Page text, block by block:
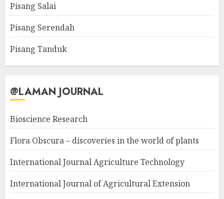
Pisang Salai
Pisang Serendah
Pisang Tanduk
@LAMAN JOURNAL
Bioscience Research
Flora Obscura – discoveries in the world of plants
International Journal Agriculture Technology
International Journal of Agricultural Extension